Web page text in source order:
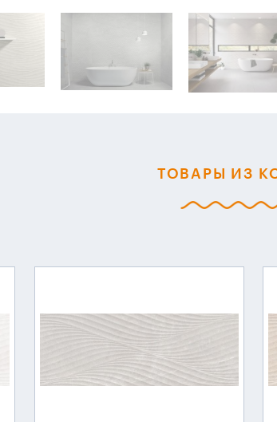
ТОВАРЫ ИЗ